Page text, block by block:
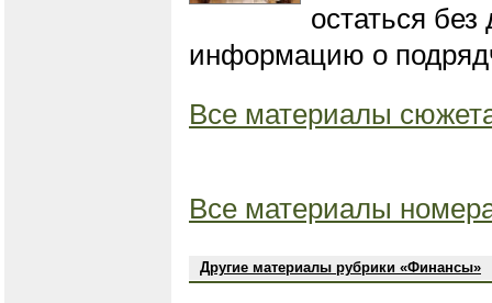
остаться
информацию о
Все материалы
Все материалы
Другие материалы рубрики «Финансы»